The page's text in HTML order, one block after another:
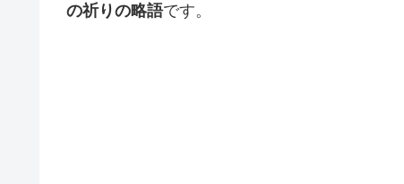
の祈りの略語です。